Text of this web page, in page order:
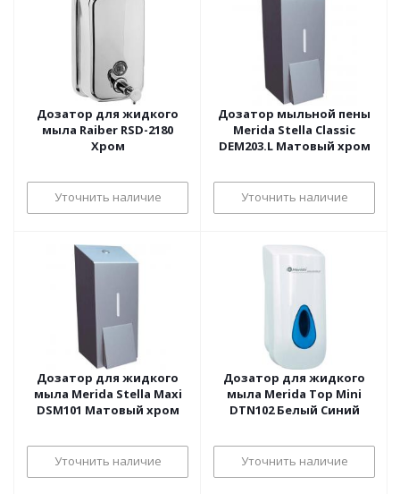
Дозатор для жидкого
мыла Raiber RSD-2180
Хром
Уточнить наличие
Дозатор мыльной пены
Merida Stella Classic
DEM203.L Матовый хром
Уточнить наличие
Дозатор для жидкого
мыла Merida Stella Maxi
DSM101 Матовый хром
Уточнить наличие
Дозатор для жидкого
мыла Merida Top Mini
DTN102 Белый Синий
Уточнить наличие